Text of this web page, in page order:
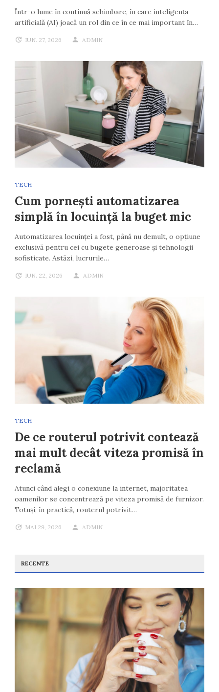
Într-o lume în continuă schimbare, în care inteligența
artificială (AI) joacă un rol din ce în ce mai important în…
IUN. 27, 2026 ADMIN
TECH
Cum pornești automatizarea
simplă în locuință la buget mic
Automatizarea locuinței a fost, până nu demult, o opțiune
exclusivă pentru cei cu bugete generoase și tehnologii
sofisticate. Astăzi, lucrurile…
IUN. 22, 2026 ADMIN
TECH
De ce routerul potrivit contează
mai mult decât viteza promisă în
reclamă
Atunci când alegi o conexiune la internet, majoritatea
oamenilor se concentrează pe viteza promisă de furnizor.
Totuși, în practică, routerul potrivit…
MAI 29, 2026 ADMIN
RECENTE